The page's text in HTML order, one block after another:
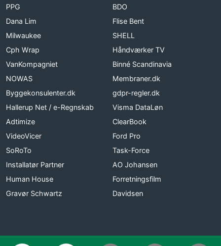
PPG
BDO
Dana Lim
Flise Bent
Milwaukee
SHELL
Cph Wrap
Håndværker TV
VanKompagniet
Binné Scandinavia
NOWAS
Membraner.dk
Byggekonsulenter.dk
gdpr-regler.dk
Hallerup Net / e-Regnskab
Visma DataLøn
Adtimize
ClearBook
VideoVicer
Ford Pro
SoRoTo
Task-Force
Installatør Partner
AO Johansen
Human House
Forretningsfilm
Gravør Schwartz
Davidsen